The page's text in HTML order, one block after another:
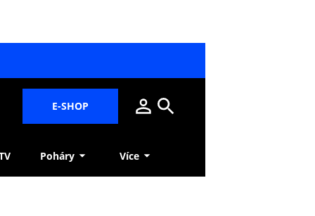
E-SHOP
Poháry Více